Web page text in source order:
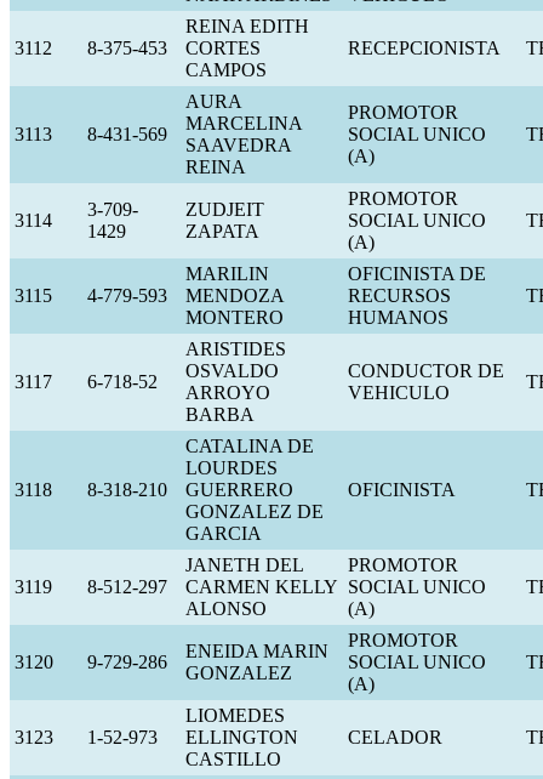
3112 8-375-453
REINA EDITH
CORTES
CAMPOS
RECEPCIONISTA
3113 8-431-569
AURA
MARCELINA
SAAVEDRA
REINA
PROMOTOR
SOCIAL UNICO
(A)
3114
3-709-
1429
ZUDJEIT
ZAPATA
PROMOTOR
SOCIAL UNICO
(A)
3115 4-779-593
MARILIN
MENDOZA
MONTERO
OFICINISTA DE
RECURSOS
HUMANOS
3117 6-718-52
ARISTIDES
OSVALDO
ARROYO
BARBA
CONDUCTOR DE
VEHICULO
3118 8-318-210
CATALINA DE
LOURDES
GUERRERO
GONZALEZ DE
GARCIA
OFICINISTA
3119 8-512-297
JANETH DEL
CARMEN KELLY
ALONSO
PROMOTOR
SOCIAL UNICO
(A)
3120 9-729-286
ENEIDA MARIN
GONZALEZ
PROMOTOR
SOCIAL UNICO
(A)
3123 1-52-973
LIOMEDES
ELLINGTON
CASTILLO
CELADOR